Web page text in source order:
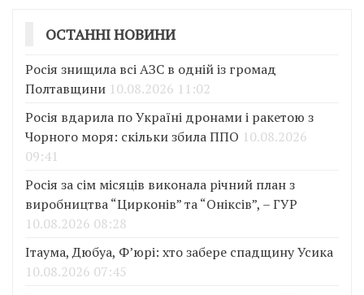
ОСТАННІ НОВИНИ
Росія знищила всі АЗС в одній із громад
Полтавщини 10.08.2026 11:02
Росія вдарила по Україні дронами і ракетою з
Чорного моря: скільки збила ППО 10.08.2026
09:41
Росія за сім місяців виконала річний план з
виробництва “Цирконів” та “Оніксів”, – ГУР
10.08.2026 08:28
Ітаума, Дюбуа, Ф’юрі: хто забере спадщину Усика
10.08.2026 07:45